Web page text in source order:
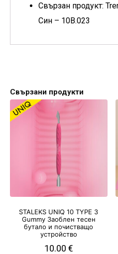
Свързан продукт:
Син – 10B.023
Свързани продукти
STALEKS UNIQ 10 TYPE 3
Gummy Заоблен тесен
бутало и почистващо
устройство
10.00 €